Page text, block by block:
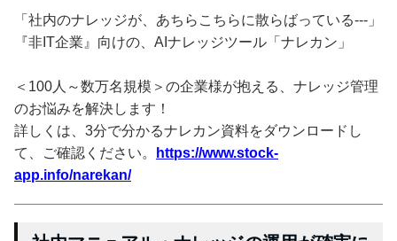
「社内のナレッジが、あちらこちらに散らばっている---」
『非IT企業』向けの、AIナレッジツール「ナレカン」
＜100人～数万名規模＞の企業様が抱える、ナレッジ管理
のお悩みを解決します！
詳しくは、3分で分かるナレカン資料をダウンロードし
て、ご確認ください。
https://www.stock-
app.info/narekan/